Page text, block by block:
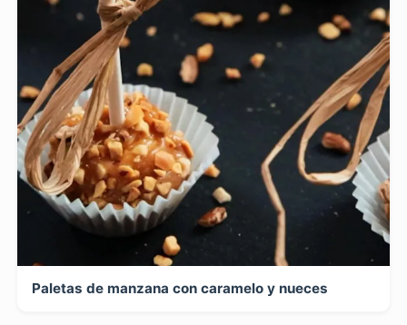
Paletas de manzana con caramelo y nueces